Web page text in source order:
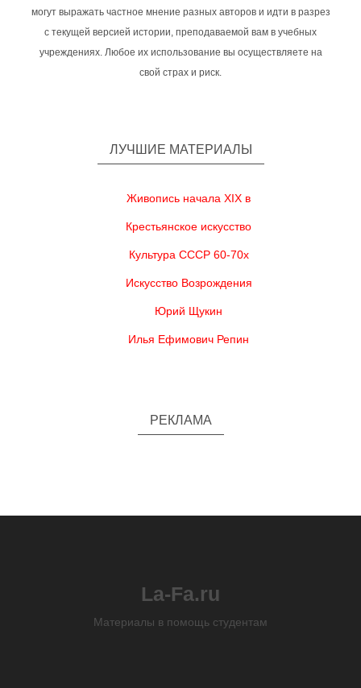
могут выражать частное мнение разных авторов и идти в разрез
с текущей версией истории, преподаваемой вам в учебных
учреждениях. Любое их использование вы осуществляете на
свой страх и риск.
ЛУЧШИЕ МАТЕРИАЛЫ
Живопись начала XIX в
Крестьянское искусство
Культура СССР 60-70х
Искусство Возрождения
Юрий Щукин
Илья Ефимович Репин
РЕКЛАМА
La-Fa.ru
Материалы в помощь студентам